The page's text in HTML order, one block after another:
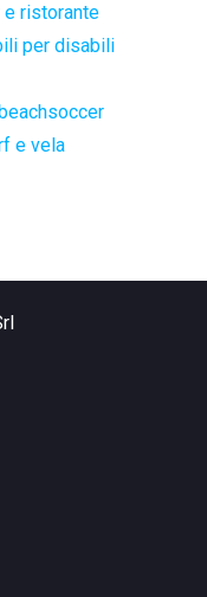
e ristorante
per disabili
e vela